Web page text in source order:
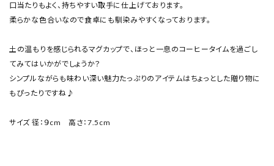
口当たりもよく、持ちやすい取手に仕上げております。
柔らかな色合いなので食卓にも馴染みやすくなっております。
土の温もりを感じられるマグカップで、ほっと一息のコーヒータイムを過ごし
てみてはいかがでしょうか？
シンプルながらも味わい深い魅力たっぷりのアイテムはちょっとした贈り物に
もぴったりですね♪
サイズ 径：９cm 高さ：7.5cm